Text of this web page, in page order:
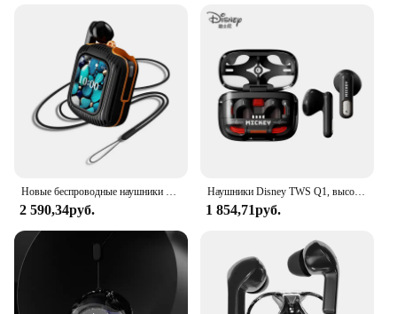
Новые беспроводные наушники с умным сенсорным экраном и управлением через приложение TF-карта, режим локальной музыки, ENC, наушники с шумоподавлением
2 590,34руб.
Наушники Disney TWS Q1, высококачественные беспроводные наушники HIFI Sound, Bluetooth-вкладыши, спортивная гарнитура с шумоподавлением, длительный режим ожидания
1 854,71руб.